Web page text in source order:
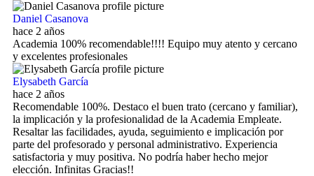
Daniel Casanova
hace 2 años
Academia 100% recomendable!!!! Equipo muy atento y cercano
y excelentes profesionales
Elysabeth García
hace 2 años
Recomendable 100%. Destaco el buen trato (cercano y familiar),
la implicación y la profesionalidad de la Academia Empleate.
Resaltar las facilidades, ayuda, seguimiento e implicación por
parte del profesorado y personal administrativo. Experiencia
satisfactoria y muy positiva. No podría haber hecho mejor
elección. Infinitas Gracias!!